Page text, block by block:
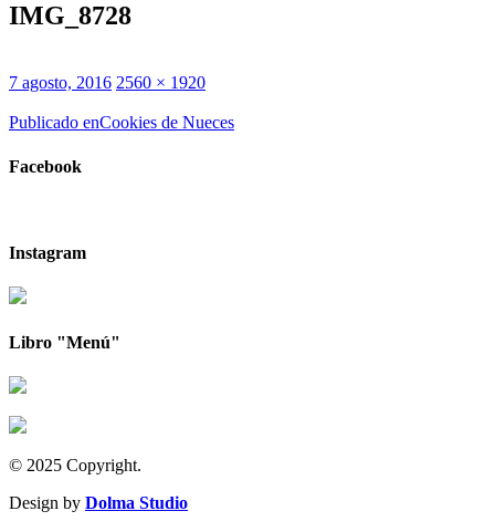
IMG_8728
Publicado
7 agosto, 2016 Tamaño
2560 × 1920
Navegación
de
Publicado enCookies de Nueces
Facebook
Instagram
Libro "Menú"
© 2025 Copyright.
Design by Dolma Studio